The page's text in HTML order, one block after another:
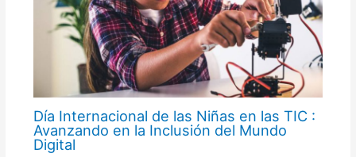
Día Internacional de las Niñas en las TIC :
Avanzando en la Inclusión del Mundo
Digital